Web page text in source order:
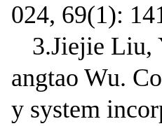
024, 69(1):
3.Jiejie Liu,
angtao Wu.
y system